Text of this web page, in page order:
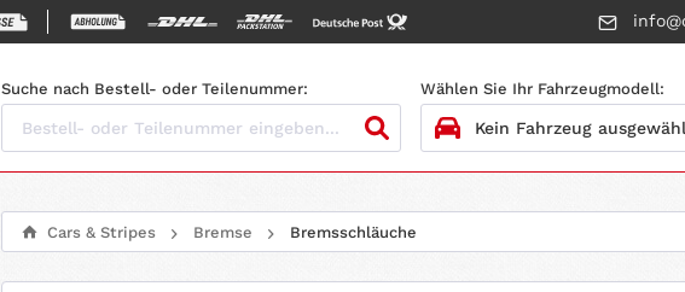
Suche nach Bestell- oder Teilenummer: Wählen Sie Ihr Fahrzeugmodell:
2. MODELL
Cars & Stripes Bremse Bremsschläuche